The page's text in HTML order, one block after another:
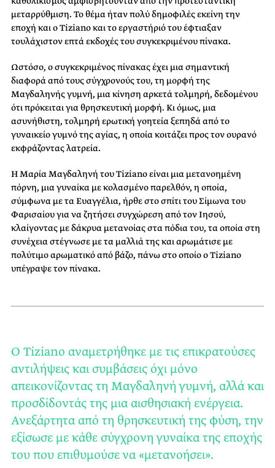
μεταρρύθμιση. Το θέμα ήταν πολύ δημοφιλές εκείνη την
εποχή και ο Tiziano και το εργαστήριό του έφτιαξαν
τουλάχιστον επτά εκδοχές του συγκεκριμένου πίνακα.
Ωστόσο, ο συγκεκριμένος πίνακας έχει μια σημαντική
διαφορά από τους σύγχρονούς του, τη μορφή της
Μαγδαληνής γυμνή, μια κίνηση αρκετά τολμηρή, δεδομένου
ότι πρόκειται για θρησκευτική μορφή. Κι όμως, μια
ασυνήθιστη, τολμηρή ερωτική γοητεία ξεπηδά από το
γυναικείο γυμνό της αγίας, η οποία κοιτάζει προς τον ουρανό
εκφράζοντας λατρεία.
Η Μαρία Μαγδαληνή του Tiziano είναι μια μετανοημένη
πόρνη, μια γυναίκα με κολασμένο παρελθόν, η οποία,
σύμφωνα με τα Ευαγγέλια, ήρθε στο σπίτι του Σίμωνα του
Φαρισαίου για να ζητήσει συγχώρεση από τον Ιησού,
κλαίγοντας με δάκρυα μετανοίας στα πόδια του, τα οποία στη
συνέχεια στέγνωσε με τα μαλλιά της και αρωμάτισε με
πολύτιμο αρωματικό από βάζο, πάνω στο οποίο ο Tiziano
υπέγραψε τον πίνακα.
Ο Tiziano αναμετρήθηκε με τις επικρατούσες
αντιλήψεις και συμβάσεις όχι μόνο
απεικονίζοντας τη Μαγδαληνή γυμνή, αλλά και
προσδίδοντάς της μια αισθησιακή ενέργεια.
Ανεξάρτητα από τη θρησκευτική της φύση, την
εξίσωσε με κάθε σύγχρονη γυναίκα της εποχής
του που επιθυμούσε να «μετανοήσει».